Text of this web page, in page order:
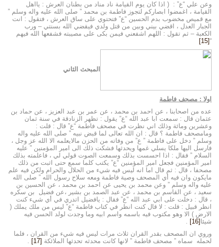
وعن علي “ع” : ( اذا كان يوم القيامة ناد مناد من بطنان العرش : يااهل
القيامة ، اغمضوا ابصاركم لتجوز فاطمة بن محمد ” صلى الله عليه واله وسلم ”
مع قميص مخضوب بدم الحسين “ع” فتحتوي على ساق العرش ، فتقول : انت
الجبار العدل ، اقضي بيني وبين من قتل ولدي فيقضي الله بسنتي – ورب
الكعبة – ثم تقول : اللهم اشفعني فيمن بكى على مصيبته فشفعها الله فيهم
“
[15]
المبحث الثاني
اولا : مصحف فاطمة
عده من اصحابنا ، عن احمد بن محمد ، عن عمر بن عبد العزيز ، عن حماد بن
عثمان قال : سمعت ابا عبد الله “ع” يقول : تظهر الزنادقة في سنة ثمان
وعشرين ومائة وذلك اني نظرت في مصحف فاطمة “ع” قال : قلت :
ومامصحف فاطمة ؟ قال : ان الله تعالى لما قبض نبيه ” صلى الله عليه واله
وسلم ” دخل على فاطمة ” ع” من وفاته من الحزن مالايعلمه الا الله عز وجل ،
فارسل اليها ملكا يسلي غمها ويحدثها فشكت ذلك الى امير المؤمنين ” عليه
السلام ” فقال : اذا احسست بذلك وسمعت الصوت قولي لي ، فاعلمته بذلك
امير المؤمنين فجعل امير المؤمنين “ع” يكتب كلما سمع حتى اثبت من ذلك
مصحفا ، قال : ثم قال اما انه ليس فيه شيء من الحلال والحرام ولكن فيه علم
مايكون وان فيه أي المصحف وصية فاطمة ومعه سلاح رسول الله ” صلى الله
عليه واله وسلم ” وعن محمد بن يحيى عن احمد بن محمد ، عن الحسين بن
سعيد ، عن القاسم بن محمد ، عن عبد الصمد بن بشير ،عن فضيل بن سكره
، قال : دخلت على ابي عبد الله “ع” فقال : يافضيل اتدري في أي شيء كنت
انظر قبيل : قلت : لا قال كنت انظر في كتاب فاطمة “ع” ليس من ملك يملك (
الارض ) الا وهو مكتوب فيه باسمه واسم ابيه وما وجدت لولد الحسن فيه
شيئا [16]
.
وروي ان المصحف بقدر القران ثلاث مرات ليس فيه شيء من القران ، فلما
لحمله سماه ” مصحف فاطمة ” لانها كانت محدثه تحدثها الملائكة [17]
.